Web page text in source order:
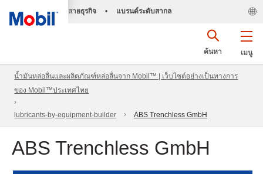
สายธุรกิจ • แบรนด์ระดับสากล
เมนู
ค้นหา
น้ำมันหล่อลื่นและผลิตภัณฑ์หล่อลื่นจาก Mobil™ | เว็บไซต์อย่างเป็นทางการ
ของ Mobil™ประเทศไทย
lubricants-by-equipment-builder ABS Trenchless GmbH
ABS Trenchless GmbH